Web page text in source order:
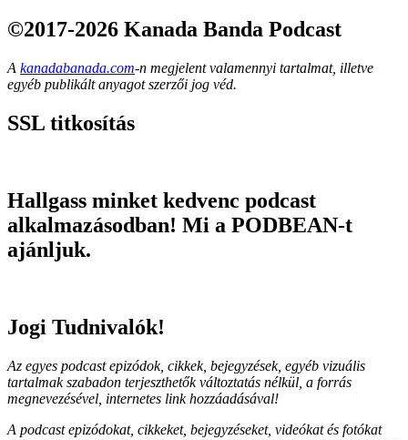
©2017-2026 Kanada Banda Podcast
A kanadabanada.com-n megjelent valamennyi tartalmat, illetve
egyéb publikált anyagot szerzői jog véd.
SSL titkosítás
Hallgass minket kedvenc podcast
alkalmazásodban! Mi a PODBEAN-t
ajánljuk.
Jogi Tudnivalók!
Az egyes podcast epizódok, cikkek, bejegyzések, egyéb vizuális
tartalmak szabadon terjeszthetők változtatás nélkül, a forrás
megnevezésével, internetes link hozzáadásával!
A podcast epizódokat, cikkeket, bejegyzéseket, videókat és fotókat